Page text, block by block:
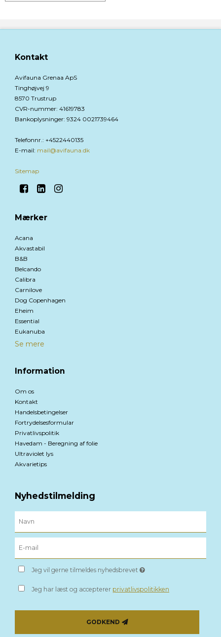
Kontakt
Avifauna Grenaa ApS
Tinghøjvej 9
8570 Trustrup
CVR-nummer: 41619783
Bankoplysninger: 9324 0021739464
Telefonnr.: +4522440135
E-mail: mail@avifauna.dk
Sitemap
Mærker
Acana
Akvastabil
B&B
Belcando
Calibra
Carnilove
Dog Copenhagen
Eheim
Essential
Eukanuba
Se mere
Information
Om os
Kontakt
Handelsbetingelser
Fortrydelsesformular
Privatlivspolitik
Havedam - Beregning af folie
Ultraviolet lys
Akvarietips
Nyhedstilmelding
Jeg vil gerne tilmeldes nyhedsbrevet
Jeg har læst og accepterer privatlivspolitikken
GODKEND